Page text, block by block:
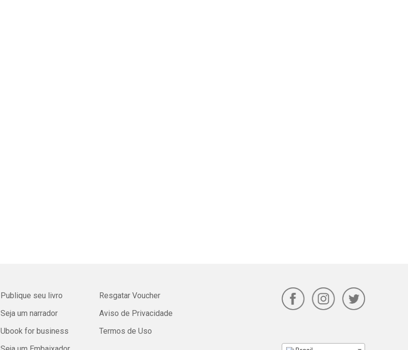
Publique seu livro
Seja um narrador
Ubook for business
Resgatar Voucher
Aviso de Privacidade
Termos de Uso